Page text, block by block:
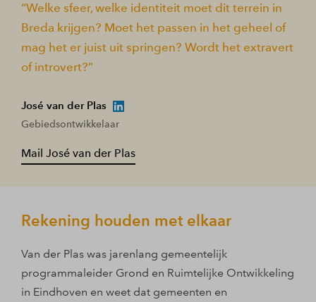
Welke sfeer, welke identiteit moet dit terrein in
Breda krijgen? Moet het passen in het geheel of
mag het er juist uit springen? Wordt het extravert
of introvert?
José van der Plas
Gebiedsontwikkelaar
Mail José van der Plas
Rekening houden met elkaar
Van der Plas was jarenlang gemeentelijk
programmaleider Grond en Ruimtelijke Ontwikkeling
in Eindhoven en weet dat gemeenten en